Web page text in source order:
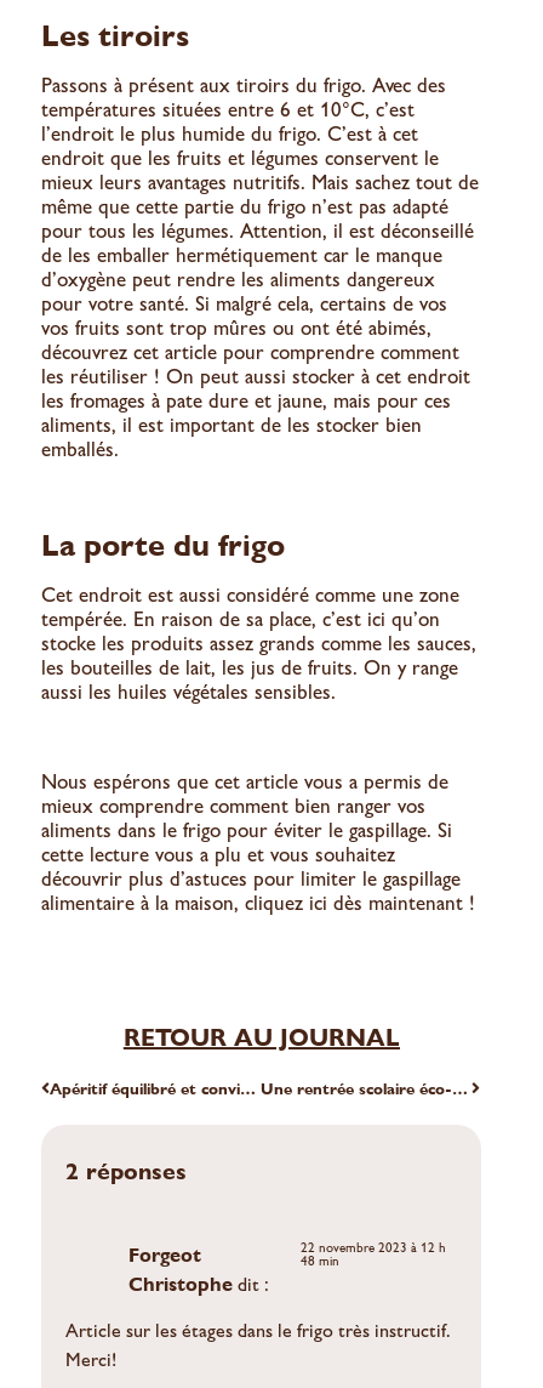
Les tiroirs
Passons à présent aux tiroirs du frigo. Avec des
températures situées entre 6 et 10°C, c’est
l’endroit le plus humide du frigo. C’est à cet
endroit que les fruits et légumes conservent le
mieux leurs avantages nutritifs. Mais sachez tout de
même quecette partie du frigo n’est pas adapté
pour tous les légumes. Attention, il est déconseillé
de les emballer hermétiquement car le manque
d’oxygène peut rendre les aliments dangereux
pour votre santé. Si malgré cela, certains de vos
vos fruits sont trop mûres ou ont été abimés,
découvrez cet article pour comprendre comment
les réutiliser ! On peut aussi stocker à cet endroit
les fromages à pate dure et jaune, mais pour ces
aliments, il est important de les stocker bien
emballés.
La porte du frigo
Cet endroit est aussi considéré comme une zone
tempérée. En raison de sa place, c’est ici qu’on
stocke les produits assez grands comme les sauces,
les bouteilles de lait, les jus de fruits. On y range
aussi les huiles végétales sensibles.
Nous espérons que cet article vous a permis de
mieux comprendre comment bien ranger vos
aliments dans le frigo pour éviter le gaspillage. Si
cette lecture vous a plu et vous souhaitez
découvrir plus d’astuces pour limiter le gaspillage
alimentaire à la maison,cliquez ici dès maintenant !
RETOUR AU JOURNAL
Apéritif équilibré et convivial ? Voici nos conseils Une rentrée scolaire éco-responsable
2 réponses
Forgeot
Christophe dit :
22 novembre 2023 à 12 h
48 min
Article sur les étages dans le frigo très instructif.
Merci!